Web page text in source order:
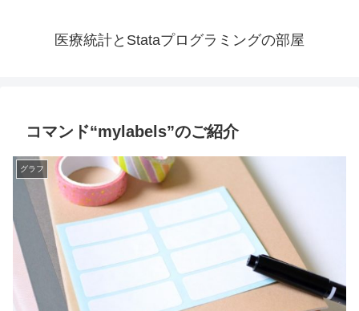
医療統計とStataプログラミングの部屋
コマンド“mylabels”のご紹介
グラフ